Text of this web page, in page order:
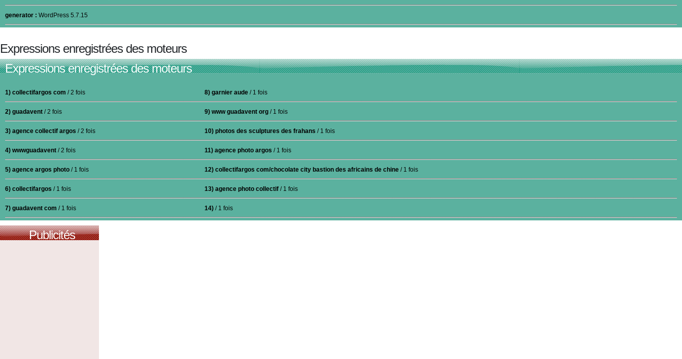
generator : WordPress 5.7.15
Expressions enregistrées des moteurs
Expressions enregistrées des moteurs
1) collectifargos com / 2 fois 8) garnier aude / 1 fois
2) guadavent / 2 fois 9) www guadavent org / 1 fois
3) agence collectif argos / 2 fois 10) photos des sculptures des frahans / 1 fois
4) wwwguadavent / 2 fois 11) agence photo argos / 1 fois
5) agence argos photo / 1 fois 12) collectifargos com/chocolate city bastion des africains de chine / 1 fois
6) collectifargos / 1 fois 13) agence photo collectif / 1 fois
7) guadavent com / 1 fois 14) / 1 fois
Publicités